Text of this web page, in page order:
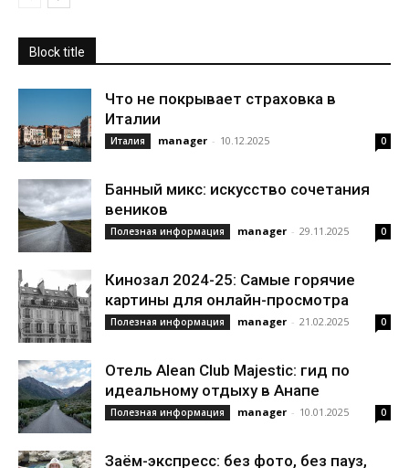
Block title
Что не покрывает страховка в
Италии
Италия manager - 10.12.2025 0
Банный микс: искусство сочетания
веников
Полезная информация manager - 29.11.2025 0
Кинозал 2024-25: Самые горячие
картины для онлайн-просмотра
Полезная информация manager - 21.02.2025 0
Отель Alean Club Majestic: гид по
идеальному отдыху в Анапе
Полезная информация manager - 10.01.2025 0
Заём-экспресс: без фото, без пауз,